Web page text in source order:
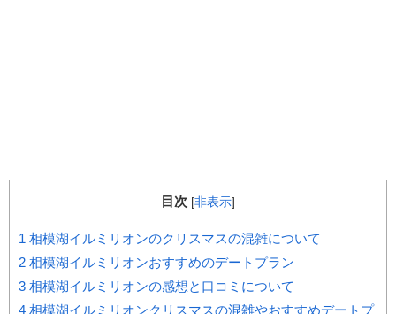
目次 [非表示]
1 相模湖イルミリオンのクリスマスの混雑について
2 相模湖イルミリオンおすすめのデートプラン
3 相模湖イルミリオンの感想と口コミについて
4 相模湖イルミリオンクリスマスの混雑やおすすめデートプ